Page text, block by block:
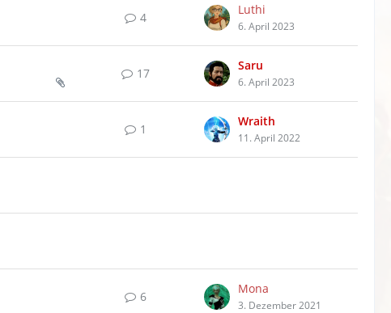
4
Luthi
6. April 2023
17
Saru
6. April 2023
1
Wraith
11. April 2022
6
Mona
3. Dezember 2021